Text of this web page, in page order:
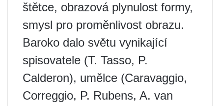
štětce, obrazová plynulost formy,
smysl pro proměnlivost obrazu.
Baroko dalo světu vynikající
spisovatele (T. Tasso, P.
Calderon), umělce (Caravaggio,
Correggio, P. Rubens, A. van